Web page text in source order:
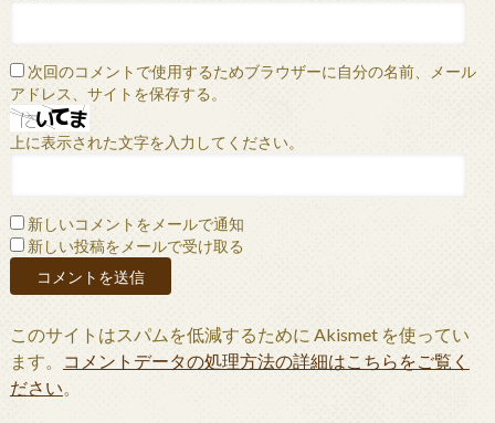
次回のコメントで使用するためブラウザーに自分の名前、メール
アドレス、サイトを保存する。
上に表示された文字を入力してください。
新しいコメントをメールで通知
新しい投稿をメールで受け取る
このサイトはスパムを低減するために Akismet を使ってい
ます。
コメントデータの処理方法の詳細はこちらをご覧く
ださい